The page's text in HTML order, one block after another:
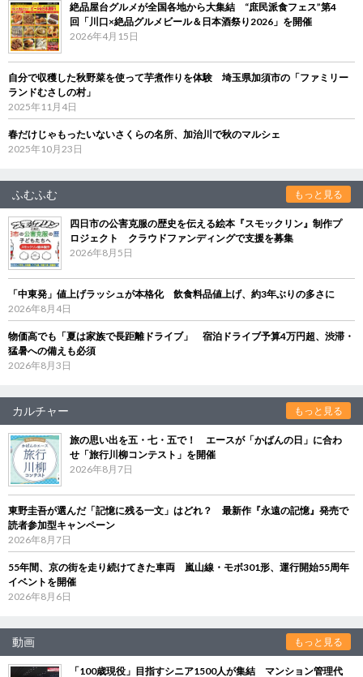
絶品屋台グルメが全国各地から大集結 “庶民派食フェス”第4
回「川口×絶品グルメビール＆日本酒祭り2026」を開催
2026年4月15日
自分で収穫した秋野菜を使って芋煮作りを体験 埼玉県加須市の「ファミリー
ランドむさしの村」
2025年11月4日
春だけじゃもったいないさくらの名所、加治川で秋のマルシェ
2025年10月23日
ふむふむ もっと見る
四日市の公害克服の歴史を伝える絵本『スモックリン』制作プ
ロジェクト クラウドファンディングで支援を募集
2026年8月5日
「中東発」値上げラッシュが本格化 飲食料品値上げ、約3年ぶりの多さに
2026年8月4日
物価高でも「夏は家族で長距離ドライブ」 宿泊ドライブ予算4万円超、渋滞・
猛暑への備えも必須
2026年8月3日
カルチャー もっと見る
旅の思い出を五・七・五で！ エースが「かばんの日」に合わ
せ「旅行川柳コンテスト」を開催
2026年8月7日
東野圭吾が選んだ「記憶に残る一文」はどれ？ 最新作『永遠の記憶』発売で
読者参加型キャンペーン
2026年8月7日
55年間、京の街を走り続けてきた車両 嵐山線・モボ301形、運行開始55周年
イベントを開催
2026年8月6日
動画 もっと見る
「100歳現役」目指すシニア1500人が集結 マンション管理代